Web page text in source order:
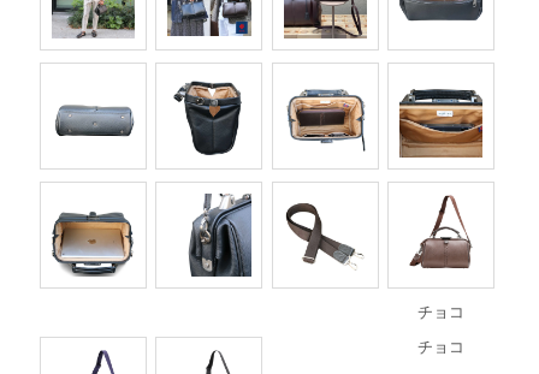
チョコ
チョコ